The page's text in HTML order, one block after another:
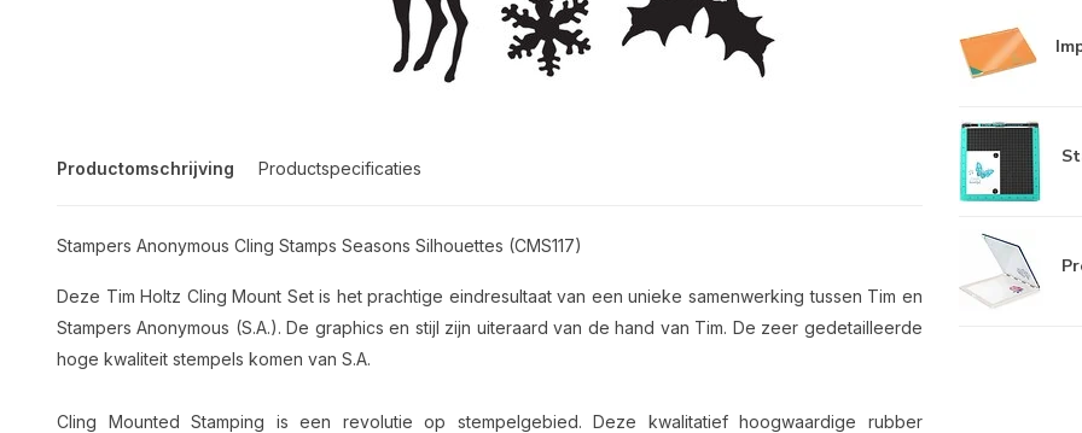
Productomschrijving Productspecificaties
Stampers Anonymous Cling Stamps Seasons Silhouettes (CMS117)
Deze Tim Holtz Cling Mount Set is het prachtige eindresultaat van een unieke samenwerking tussen Tim en
Stampers Anonymous (S.A.). De graphics en stijl zijn uiteraard van de hand van Tim. De zeer gedetailleerde
hoge kwaliteit stempels komen van S.A.
Cling Mounted Stamping is een revolutie op stempelgebied. Deze kwalitatief hoogwaardige rubber